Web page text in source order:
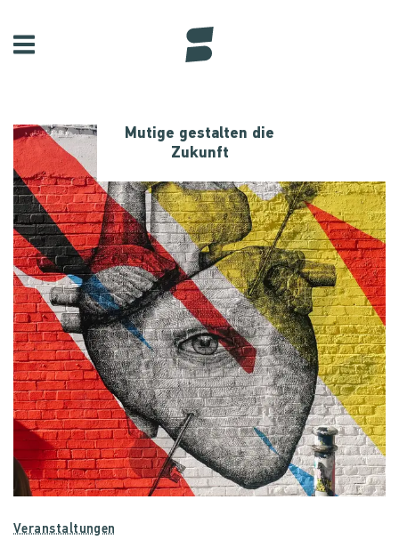
Mutige gestalten die
Zukunft
Veranstaltungen